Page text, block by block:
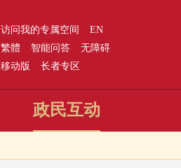
访问我的专属空间
EN
繁體
智能问答
无障碍
移动版
长者专区
政民互动